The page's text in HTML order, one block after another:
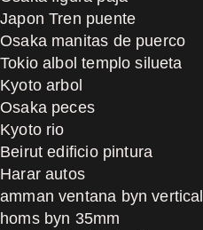
Japon Tren puente
Osaka manitas de puerco
Tokio albol templo silueta
Kyoto arbol
Osaka peces
Kyoto rio
Beirut edificio pintura
Harar autos
amman ventana byn vertical
homs byn 35mm